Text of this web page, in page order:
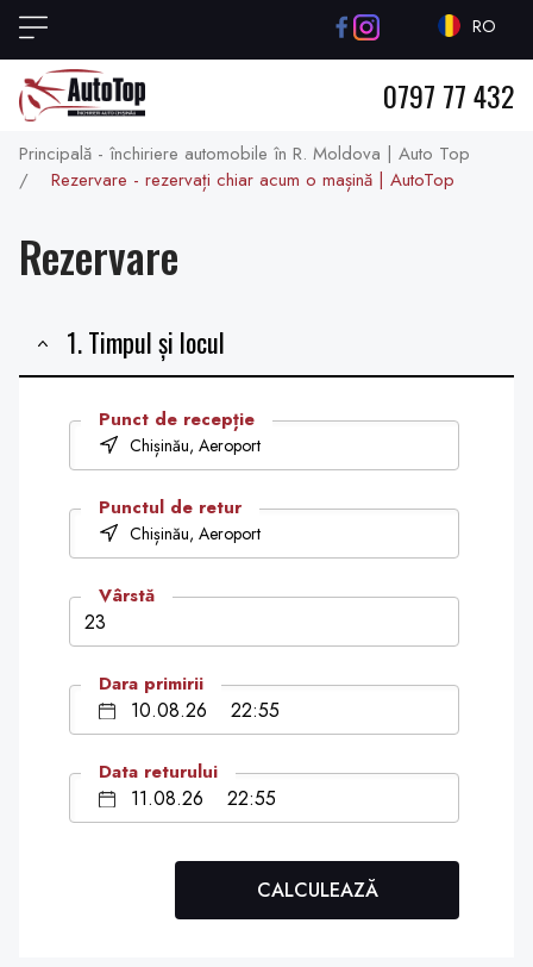
RO
0797 77 432
Principală - închiriere automobile în R. Moldova | Auto Top
/
Rezervare - rezervați chiar acum o mașină | AutoTop
Rezervare
1. Timpul și locul
Punct de recepție
Chișinău, Aeroport
Punctul de retur
Chișinău, Aeroport
Vârstă
Dara primirii
Data returului
CALCULEAZĂ